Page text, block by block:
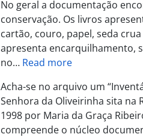
No geral a documentação
conservação. Os livros
cartão, couro, papel, seda
apresenta encarquilhamento,
no… Read more
Acha-se no arquivo um
Senhora da Oliveirinha sita na
1998 por Maria da Graça
compreende o núcleo